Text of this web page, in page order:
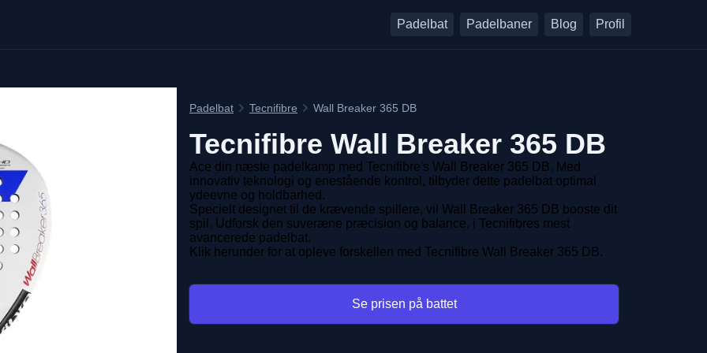
Padelbat Padelbaner Blog Profil
Padelbat Tecnifibre Wall Breaker 365 DB
Tecnifibre Wall Breaker 365 DB
Ace din næste padelkamp med Tecnifibre's Wall Breaker 365 DB. Med
innovativ teknologi og enestående kontrol, tilbyder dette padelbat optimal
ydeevne og holdbarhed.
Specielt designet til de krævende spillere, vil Wall Breaker 365 DB booste dit
spil. Udforsk den suveræne præcision og balance, i Tecnifibres mest
avancerede padelbat.
Klik herunder for at opleve forskellen med Tecnifibre Wall Breaker 365 DB.
Se prisen på battet